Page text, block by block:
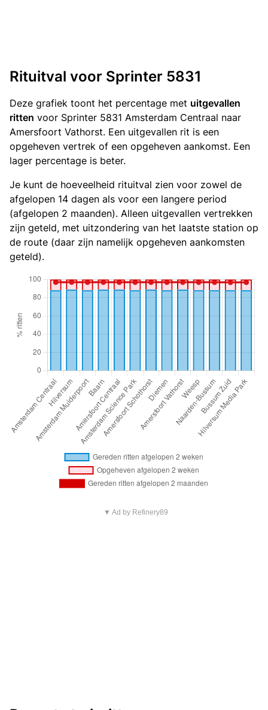
Rituitval voor Sprinter 5831
Deze grafiek toont het percentage met uitgevallen
ritten voor Sprinter 5831 Amsterdam Centraal naar
Amersfoort Vathorst. Een uitgevallen rit is een
opgeheven vertrek of een opgeheven aankomst. Een
lager percentage is beter.
Je kunt de hoeveelheid rituitval zien voor zowel de
afgelopen 14 dagen als voor een langere period
(afgelopen 2 maanden). Alleen uitgevallen vertrekken
zijn geteld, met uitzondering van het laatste station op
de route (daar zijn namelijk opgeheven aankomsten
geteld).
▼ Ad by Refinery89